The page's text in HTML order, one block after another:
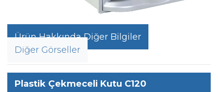
Ürün Hakkında Diğer Bilgiler
Diğer Görseller
Plastik Çekmeceli Kutu C120